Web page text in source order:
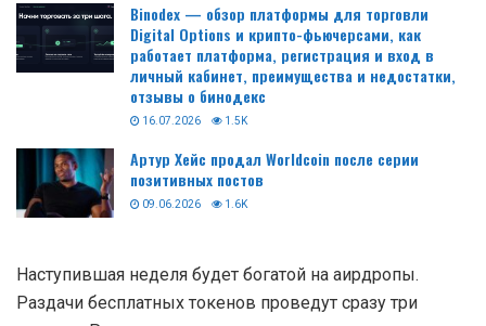
Binodex — обзор платформы для торговли
Digital Options и крипто-фьючерсами, как
работает платформа, регистрация и вход в
личный кабинет, преимущества и недостатки,
отзывы о бинодекс
16.07.2026 1.5K
Артур Хейс продал Worldcoin после серии
позитивных постов
09.06.2026 1.6K
Наступившая неделя будет богатой на аирдропы.
Раздачи бесплатных токенов проведут сразу три